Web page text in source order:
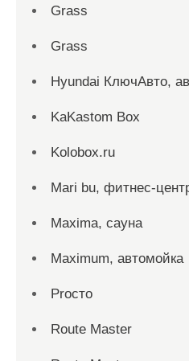
Grass
Grass
Hyundai КлючАвто,
KaKastom Box
Kolobox.ru
Mari bu, фитнес-
Maxima, сауна
Maximum, автомойка
Proсто
Route Master